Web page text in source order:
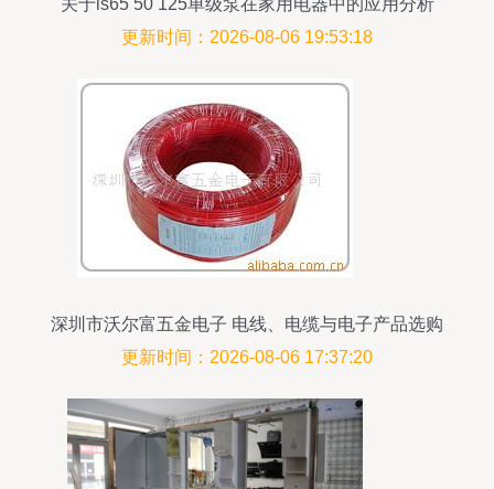
关于is65 50 125单级泵在家用电器中的应用分析
更新时间：2026-08-06 19:53:18
深圳市沃尔富五金电子 电线、电缆与电子产品选购
指南
更新时间：2026-08-06 17:37:20